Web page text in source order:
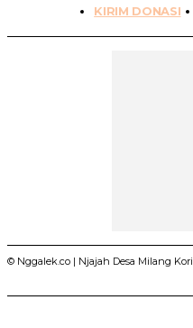
KIRIM DONASI
© Nggalek.co | Njajah Desa Milang Kori